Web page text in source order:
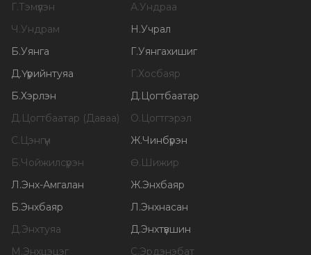
Г.Тэмүүлэн А.Ундраа
Ч.Ундрам Н.Учрал
Б.Уянга Г.Уянгахишиг
Д.Үүрийнтуяа Г.Хосбаяр
Б.Хэрлэн Д.Цогтбаатар
Д.Цогтбаатар (Даваа) О.Цогтгэрэл
С.Цэнгүүн Ж.Чинбүрэн
Б.Чойжилсүрэн Ө.Шижир
Л.Энх-Амгалан Ж.Энхбаяр
Б.Энхбаяр Л.Энхнасан
Д.Энхтуяа Д.Энхтүвшин
М.Энхцэцэг С.Эрдэнэбат